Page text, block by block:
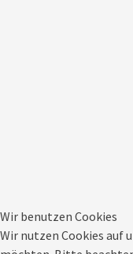
Wir benutzen Cookies
Wir nutzen Cookies auf